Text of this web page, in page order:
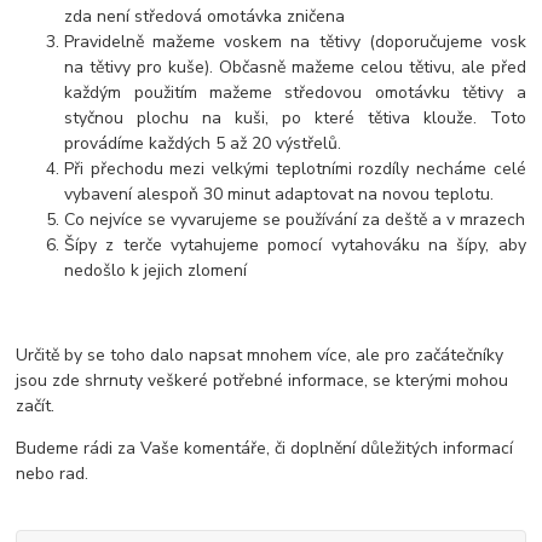
zda není středová omotávka zničena
Pravidelně mažeme voskem na tětivy (doporučujeme vosk
na tětivy pro kuše). Občasně mažeme celou tětivu, ale před
každým použitím mažeme středovou omotávku tětivy a
styčnou plochu na kuši, po které tětiva klouže. Toto
provádíme každých 5 až 20 výstřelů.
Při přechodu mezi velkými teplotními rozdíly necháme celé
vybavení alespoň 30 minut adaptovat na novou teplotu.
Co nejvíce se vyvarujeme se používání za deště a v mrazech
Šípy z terče vytahujeme pomocí vytahováku na šípy, aby
nedošlo k jejich zlomení
Určitě by se toho dalo napsat mnohem více, ale pro začátečníky
jsou zde shrnuty veškeré potřebné informace, se kterými mohou
začít.
Budeme rádi za Vaše komentáře, či doplnění důležitých informací
nebo rad.